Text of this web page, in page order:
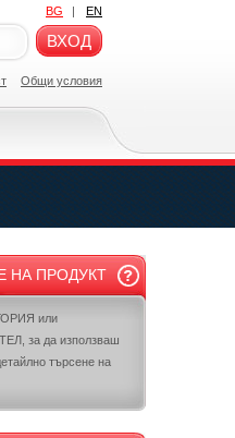
BG | EN
ВХОД
Общи условия
НА ПРОДУКТ
или
за да използваш
търсене на